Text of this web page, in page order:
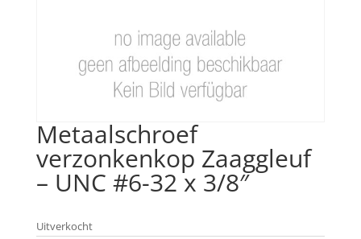
Metaalschroef
verzonkenkop Zaaggleuf
– UNC #6-32 x 3/8″
Uitverkocht